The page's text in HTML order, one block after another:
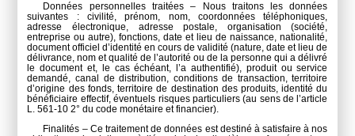
Données personnelles traitées – Nous traitons les données
suivantes : civilité, prénom, nom, coordonnées téléphoniques,
adresse électronique, adresse postale, organisation (société,
entreprise ou autre), fonctions, date et lieu de naissance, nationalité,
document officiel d’identité en cours de validité (nature, date et lieu de
délivrance, nom et qualité de l’autorité ou de la personne qui a délivré
le document et, le cas échéant, l’a authentifié), produit ou service
demandé, canal de distribution, conditions de transaction, territoire
d’origine des fonds, territoire de destination des produits, identité du
bénéficiaire effectif, éventuels risques particuliers (au sens de l’article
L. 561-10 2° du code monétaire et financier).
Finalités – Ce traitement de données est destiné à satisfaire à nos